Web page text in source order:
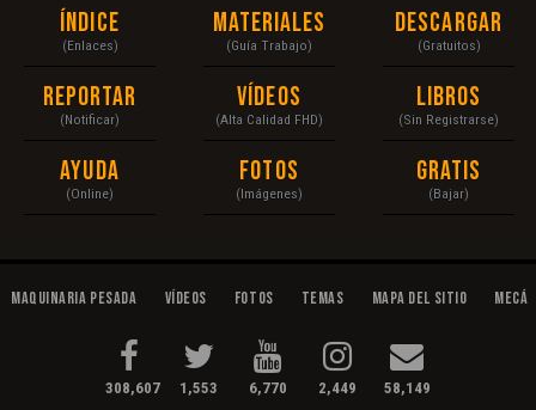
Índice
(Enlaces)
Reportar
(Notificar)
Ayuda
(Online)
Materiales
(Guía Trabajo)
Vídeos
(Alta Calidad FHD)
Fotos
(Imágenes)
Descargar
(Gratuitos)
Libros
(Sin Registrarse)
Gratis
(Bajar)
Maquinaria Pesada Vídeos Fotos Temas Mapa del Sitio
308,607 1,553 6,770 2,449 58,149